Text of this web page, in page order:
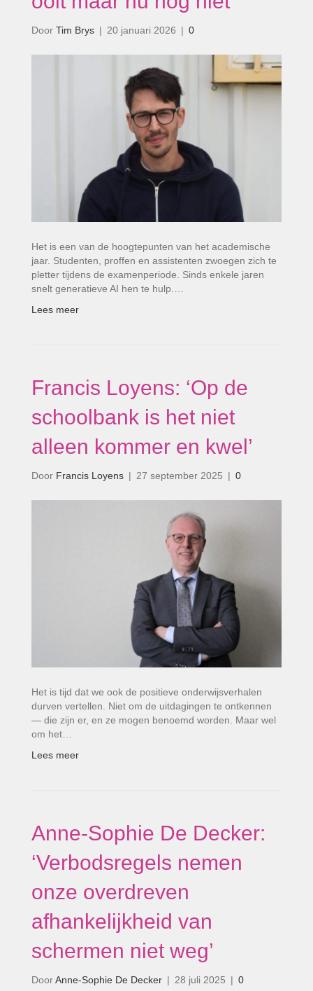
Door Tim Brys | 20 januari 2026 | 0
Het is een van de hoogtepunten van het academische
jaar. Studenten, proffen en assistenten zwoegen zich te
pletter tijdens de examenperiode. Sinds enkele jaren
snelt generatieve AI hen te hulp.…
Lees meer
Francis Loyens: ‘Op de
schoolbank is het niet
alleen kommer en kwel’
Door Francis Loyens | 27 september 2025 | 0
Het is tijd dat we ook de positieve onderwijsverhalen
durven vertellen. Niet om de uitdagingen te ontkennen
— die zijn er, en ze mogen benoemd worden. Maar wel
om het…
Lees meer
Anne-Sophie De Decker:
‘Verbodsregels nemen
onze overdreven
afhankelijkheid van
schermen niet weg’
DoorAnne-Sophie De Decker | 28 juli 2025 | 0